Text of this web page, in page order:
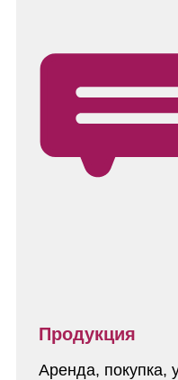
Продукция
Аренда, покупка,